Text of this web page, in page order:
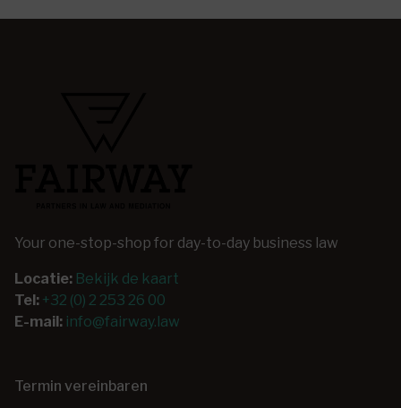
Your one-stop-shop for day-to-day business law
Locatie: Bekijk de kaart
Tel: +32 (0) 2 253 26 00
E-mail: info@fairway.law
Termin vereinbaren